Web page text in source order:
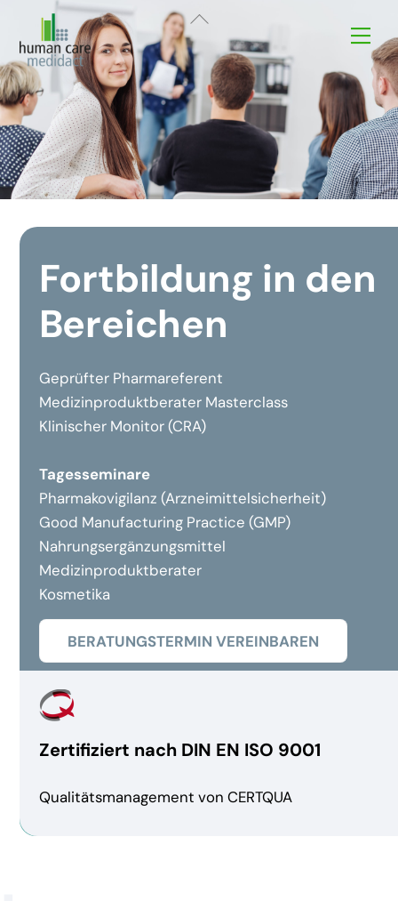
content
Fortbildung in den
Bereichen
Geprüfter Pharmareferent
Medizinproduktberater Masterclass
Klinischer Monitor (CRA)
Tagesseminare
Pharmakovigilanz (Arzneimittelsicherheit)
Good Manufacturing Practice (GMP)
Nahrungsergänzungsmittel
Medizinproduktberater
Kosmetika
BERATUNGSTERMIN VEREINBAREN
Zertifiziert nach DIN EN ISO 9001
Qualitätsmanagement von CERTQUA
Back
Top